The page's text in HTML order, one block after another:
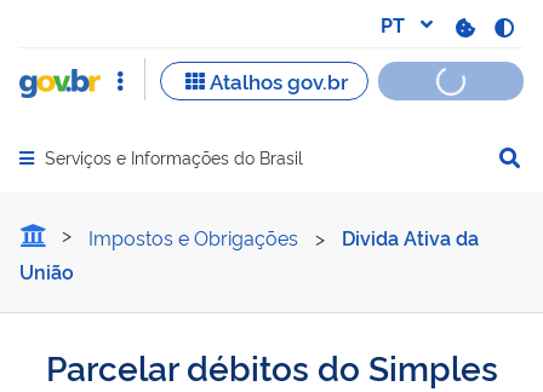
Abrir menu principal de navegação
Serviços e Informações do Brasil
Parcelar débitos do
Impostos e Obrigações >
Divida Ativa da
União
Parcelar débitos do Simples